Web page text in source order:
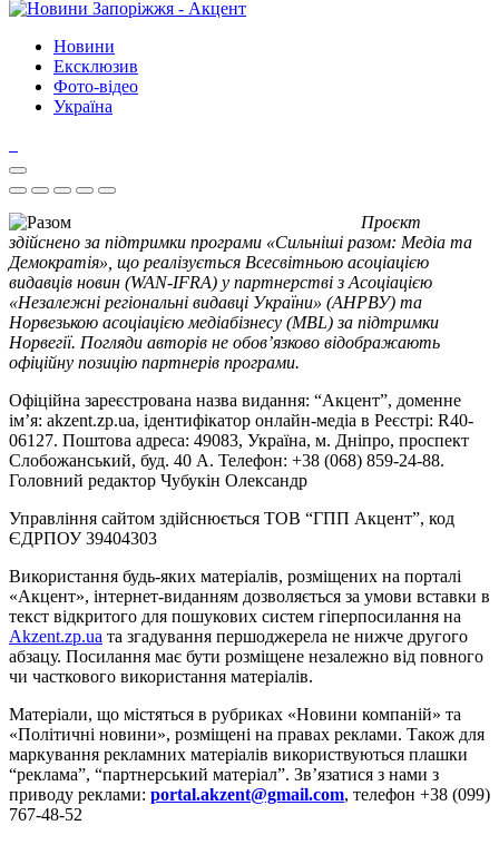
Новини
Ексклюзив
Фото-відео
Україна
Проєкт
здійснено за підтримки програми «Сильніші разом: Медіа та
Демократія», що реалізується Всесвітньою асоціацією
видавців новин (WAN-IFRA) у партнерстві з Асоціацією
«Незалежні регіональні видавці України» (АНРВУ) та
Норвезькою асоціацією медіабізнесу (MBL) за підтримки
Норвегії. Погляди авторів не обов’язково відображають
офіційну позицію партнерів програми.
Офіційна зареєстрована назва видання: “Акцент”, доменне
ім’я: akzent.zp.ua, ідентифікатор онлайн-медіа в Реєстрі: R40-
06127. Поштова адреса: 49083, Україна, м. Дніпро, проспект
Слобожанський, буд. 40 А. Телефон: +38 (068) 859-24-88.
Головний редактор Чубукін Олександр
Управління сайтом здійснюється ТОВ “ГПП Акцент”, код
ЄДРПОУ 39404303
Використання будь-яких матеріалів, розміщених на порталі
«Акцент», інтернет-виданням дозволяється за умови вставки в
текст відкритого для пошукових систем гіперпосилання на
Akzent.zp.ua та згадування першоджерела не нижче другого
абзацу. Посилання має бути розміщене незалежно від повного
чи часткового використання матеріалів.
Матеріали, що містяться в рубриках «Новини компаній» та
«Політичні новини», розміщені на правах реклами. Також для
маркування рекламних матеріалів використвуються плашки
“реклама”, “партнерський матеріал”. Зв’язатися з нами з
приводу реклами: portal.akzent@gmail.com, телефон +38 (099)
767-48-52